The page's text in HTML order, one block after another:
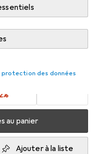
protection des données
8
le fournisseur
plus tôt
%
EUR
3,18 par pièce
au panier
Ajouter à la liste